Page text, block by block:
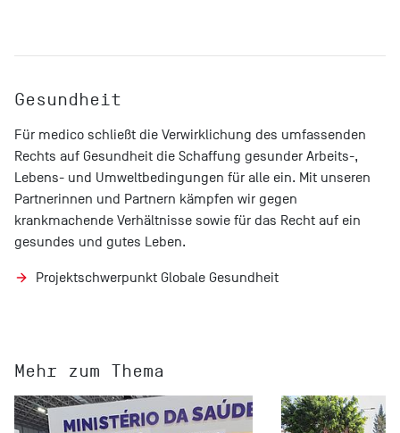
Gesundheit
Für medico schließt die Verwirklichung des umfassenden
Rechts auf Gesundheit die Schaffung gesunder Arbeits-,
Lebens- und Umweltbedingungen für alle ein. Mit unseren
Partnerinnen und Partnern kämpfen wir gegen
krankmachende Verhältnisse sowie für das Recht auf ein
gesundes und gutes Leben.
Projektschwerpunkt Globale Gesundheit
Mehr zum Thema